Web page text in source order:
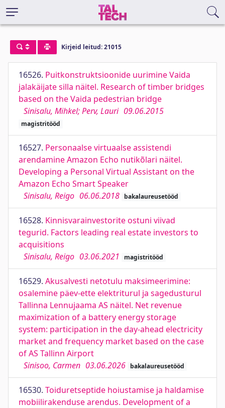
Kirjeid leitud: 21015
16526. Puitkonstruktsioonide uurimine Vaida
jalakäijate silla näitel. Research of timber bridges
based on the Vaida pedestrian bridge
Sinisalu, Mihkel; Perv, Lauri 09.06.2015
magistritööd
16527. Personaalse virtuaalse assistendi
arendamine Amazon Echo nutikõlari näitel.
Developing a Personal Virtual Assistant on the
Amazon Echo Smart Speaker
Sinisalu, Reigo 06.06.2018 bakalaureusetööd
16528. Kinnisvarainvestorite ostuni viivad
tegurid. Factors leading real estate investors to
acquisitions
Sinisalu, Reigo 03.06.2021 magistritööd
16529. Akusalvesti netotulu maksimeerimine:
osalemine päev-ette elektriturul ja sagedusturul
Tallinna Lennujaama AS näitel. Net revenue
maximization of a battery energy storage
system: participation in the day-ahead electricity
market and frequency market based on the case
of AS Tallinn Airport
Sinisoo, Carmen 03.06.2026 bakalaureusetööd
16530. Toiduretseptide hoiustamise ja haldamise
mobiilirakenduse arendus. Development of a